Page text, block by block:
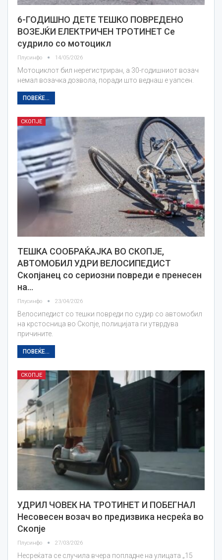
6-ГОДИШНО ДЕТЕ ТЕШКО ПОВРЕДЕНО
ВОЗЕЈЌИ ЕЛЕКТРИЧЕН ТРОТИНЕТ Се
судрило со мотоцикл
Плусинфо 14/05/2026
Мотоциклот бил нерегистриран, а 30-годишниот возач
немал возачка дозвола, поради што веднаш е уапсен.
ПОВЕЌЕ...
СКОПЈЕ
ТЕШКА СООБРАЌАЈКА ВО СКОПЈЕ,
АВТОМОБИЛ УДРИ ВЕЛОСИПЕДИСТ
Скопјанец со сериозни повреди е пренесен
на…
Плусинфо 23/04/2026
Велосипедист со тешки повреди по судир со автомобил
на крстосница во Скопје, полицијата ги утврдува
причините.
ПОВЕЌЕ...
СКОПЈЕ
УДРИЛ ЧОВЕК НА ТРОТИНЕТ И ПОБЕГНАЛ
Несовесен возач во предизвика несреќа во
Скопје
Плусинфо 27/03/2026
Несреќата се случила вчера попладне на улицата „15